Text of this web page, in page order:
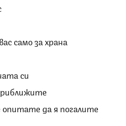
само за храна
си
опитате да я погалите